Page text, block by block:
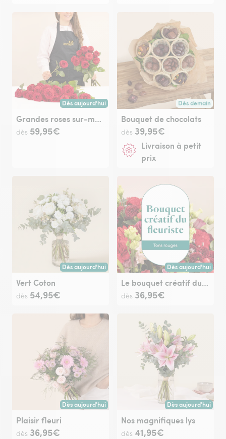
Dès aujourd'hui
Livraison dès aujourd'hui (pour toute commande passée
Grandes roses sur-mesure
dès 59,95€
Dès demain
Livraison dès
Bouquet de chocolats
dès 39,95€
Livraison à petit
prix
Dès aujourd'hui
Livraison dès aujourd'hui (pour toute commande passée
Vert Coton
dès 54,95€
Dès aujourd'hui
Livraison dès
Le bouquet créatif du fleuriste rouge
dès 36,95€
Dès aujourd'hui
Livraison dès aujourd'hui (pour toute commande passée
Plaisir fleuri
dès 36,95€
Dès aujourd'hui
Livraison dès
Nos magnifiques lys
dès 41,95€